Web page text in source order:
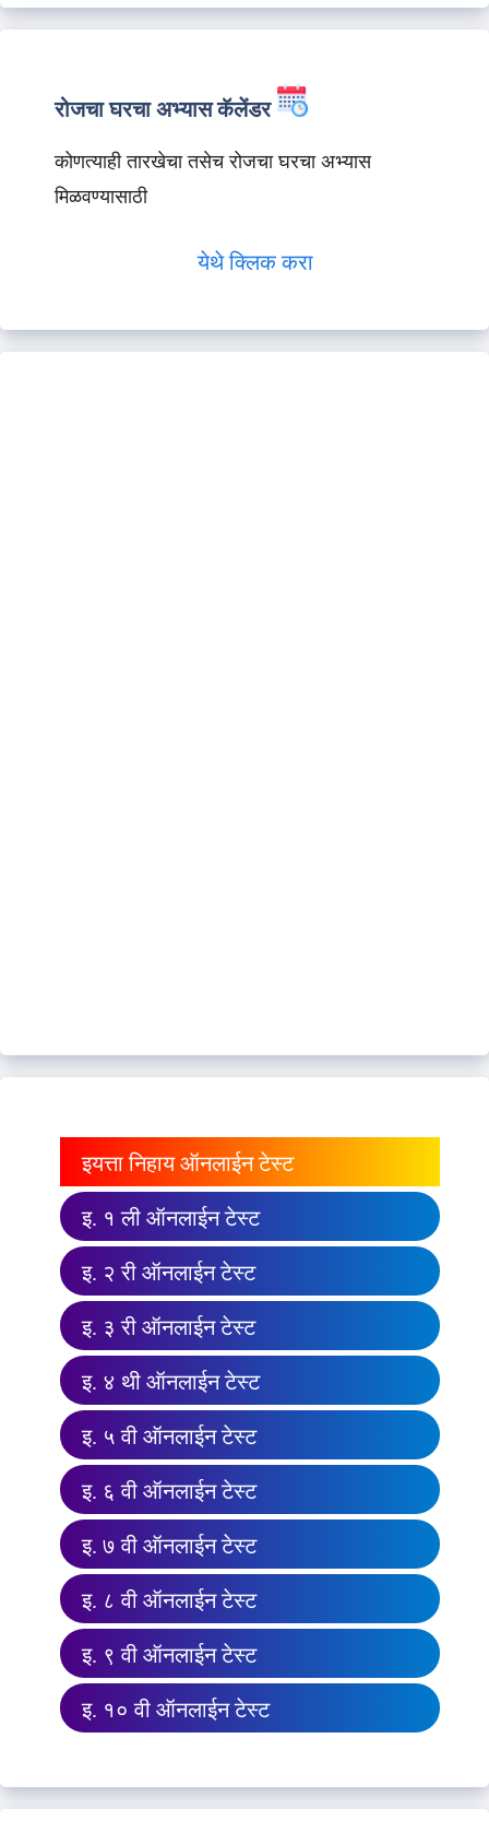
रोजचा घरचा अभ्यास कॅलेंडर
कोणत्याही तारखेचा तसेच रोजचा घरचा अभ्यास
मिळवण्यासाठी
येथे क्लिक करा
इयत्ता निहाय ऑनलाईन टेस्ट
इ. १ ली ऑनलाईन टेस्ट
इ. २ री ऑनलाईन टेस्ट
इ. ३ री ऑनलाईन टेस्ट
इ. ४ थी ऑनलाईन टेस्ट
इ. ५ वी ऑनलाईन टेस्ट
इ. ६ वी ऑनलाईन टेस्ट
इ. ७ वी ऑनलाईन टेस्ट
इ. ८ वी ऑनलाईन टेस्ट
इ. ९ वी ऑनलाईन टेस्ट
इ. १० वी ऑनलाईन टेस्ट